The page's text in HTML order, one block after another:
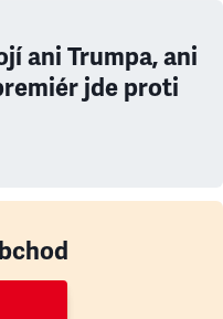
ani Trumpa, ani
jde proti